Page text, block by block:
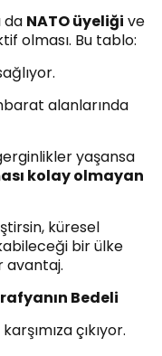
da NATO üyeliği ve
olması. Bu tablo:
alanlarında
yaşansa
kolay olmayan
küresel
bir ülke
avantaj.
Bedeli
çıkıyor.